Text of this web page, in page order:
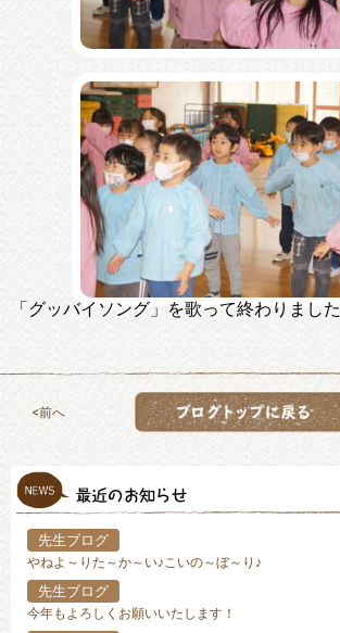
「グッバイソング」を歌って終わりました
前へ
先生ブログ
やねよ～りた～か～い♪こいの～ぼ～り♪
先生ブログ
今年もよろしくお願いいたします！